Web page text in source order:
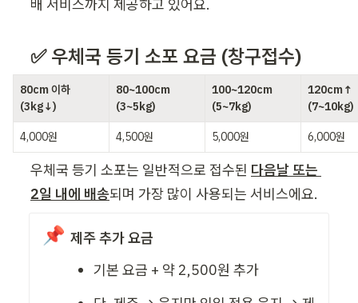
배 서비스까지 제공하고 있어요.
✅ 우체국 등기 소포 요금 (창구접수)
80cm 이하
(3kg↓)
80~100cm
(3~5kg)
100~120cm
(5~7kg)
120cm↑
(7~10kg)
4,000원 4,500원 5,000원 6,000원
우체국 등기 소포는 일반적으로 접수된 다음날 또는
2일 내에 배송되며 가장 많이 사용되는 서비스에요.
📌 제주 추가 요금
기본 요금 + 약 2,500원 추가